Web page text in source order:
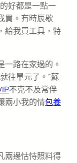
好都是一點一
買。有時辰歇
給我買工具，特
一路在家過的。
往單元了。”蘇
不克不及常伴
兩小我的情包養
兩邊怙恃照料得